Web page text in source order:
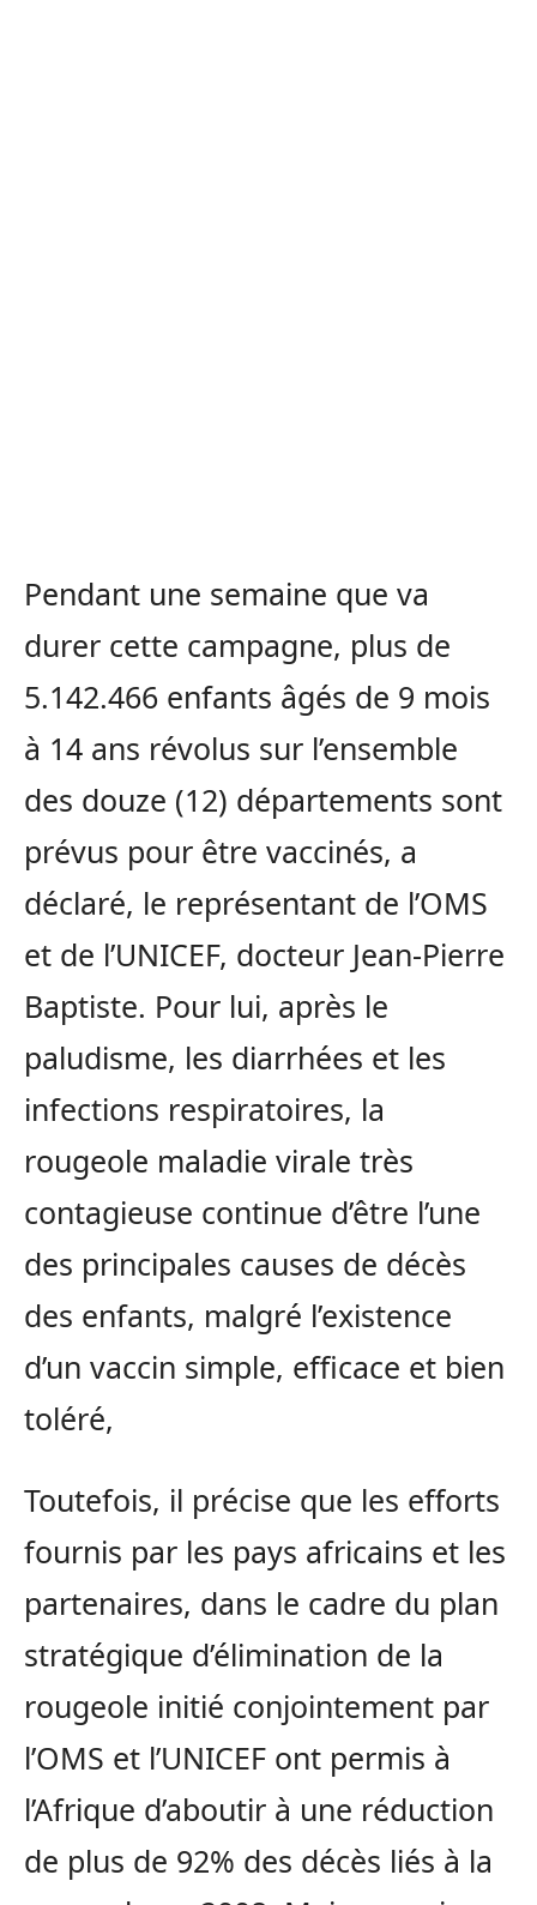
Pendant une semaine que va
durer cette campagne, plus de
5.142.466 enfants âgés de 9 mois
à 14 ans révolus sur l’ensemble
des douze (12) départements sont
prévus pour être vaccinés, a
déclaré, le représentant de l’OMS
et de l’UNICEF, docteur Jean-Pierre
Baptiste. Pour lui, après le
paludisme, les diarrhées et les
infections respiratoires, la
rougeole maladie virale très
contagieuse continue d’être l’une
des principales causes de décès
des enfants, malgré l’existence
d’un vaccin simple, efficace et bien
toléré,
Toutefois, il précise que les efforts
fournis par les pays africains et les
partenaires, dans le cadre du plan
stratégique d’élimination de la
rougeole initié conjointement par
l’OMS et l’UNICEF ont permis à
l’Afrique d’aboutir à une réduction
de plus de 92% des décès liés à la